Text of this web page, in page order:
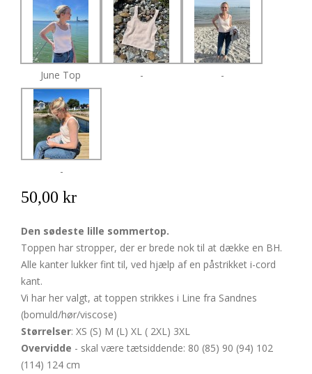
June Top - -
-
50,00 kr
Den sødeste lille sommertop.
Toppen har stropper, der er brede nok til at dække en BH.
Alle kanter lukker fint til, ved hjælp af en påstrikket i-cord
kant.
Vi har her valgt, at toppen strikkes i Line fra Sandnes
(bomuld/hør/viscose)
Størrelser: XS (S) M (L) XL ( 2XL) 3XL
Overvidde - skal være tætsiddende: 80 (85) 90 (94) 102
(114) 124 cm